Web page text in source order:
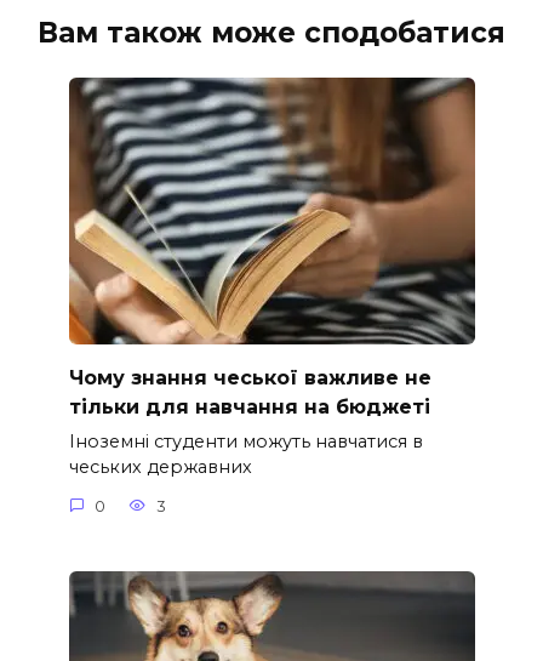
Вам також може сподобатися
Чому знання чеської важливе не
тільки для навчання на бюджеті
Іноземні студенти можуть навчатися в
чеських державних
0 3